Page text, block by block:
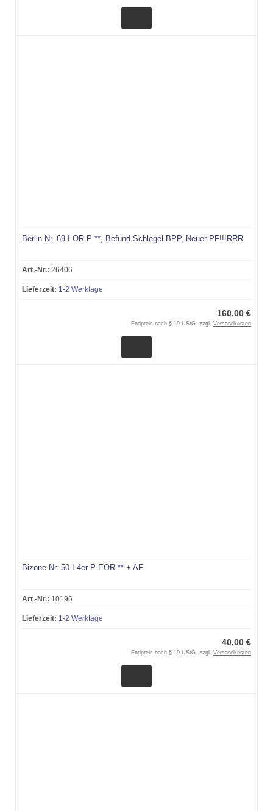
Berlin Nr. 69 I OR P **, Befund Schlegel BPP, Neuer PF!!!RRR
Art.-Nr.: 26406
Lieferzeit: 1-2 Werktage
160,00 €
Endpreis nach § 19 UStG. zzgl. Versandkosten
Bizone Nr. 50 I 4er P EOR ** + AF
Art.-Nr.: 10196
Lieferzeit: 1-2 Werktage
40,00 €
Endpreis nach § 19 UStG. zzgl. Versandkosten